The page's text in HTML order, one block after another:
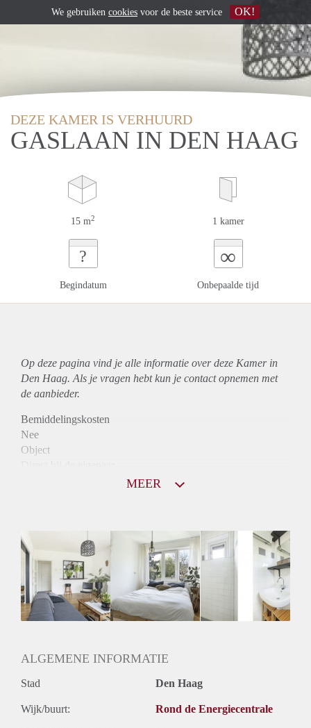
DEZE KAMER IS VERHUURD
GASLAAN IN DEN HAAG
15 m2 1 kamer
?
Begindatum
∞
Onbepaalde tijd
Op deze pagina vind je alle informatie over deze Kamer in
Den Haag. Als je vragen hebt kun je contact opnemen met
de aanbieder.
Bemiddelingskosten
Nee
Object
Huurtoeslag
Niet mogelijk
Inkomen eis
N.V.T.
Huurtermijn
Onbepaalde termijn
MEER
ALGEMENE INFORMATIE
Stad Den Haag
Wijk/buurt: Rond de Energiecentrale
We gebruiken cookies voor de beste service OK!